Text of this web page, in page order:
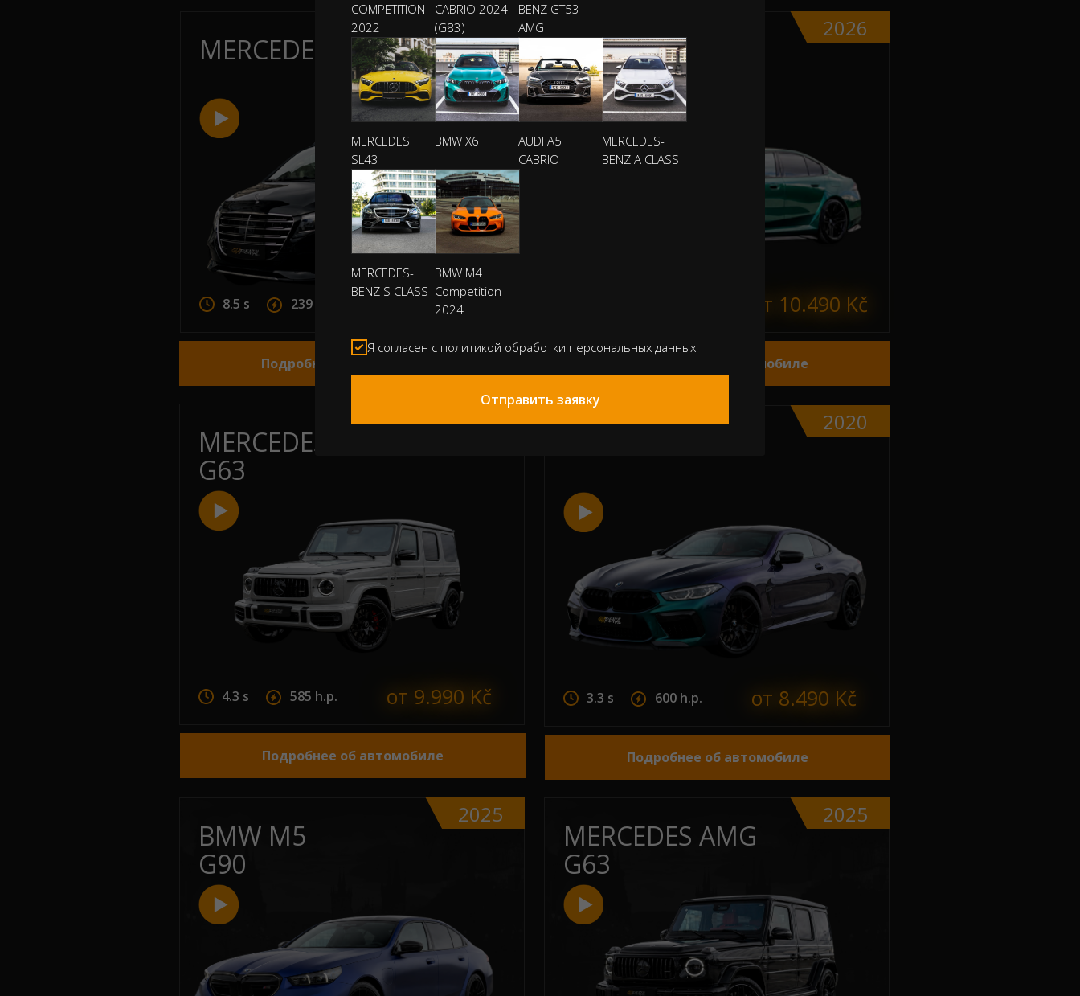
COMPETITION
2022
CABRIO 2024
(G83)
BENZ GT53
AMG
MERCEDES
SL43
BMW X6
AUDI A5
CABRIO
MERCEDES-
BENZ A CLASS
MERCEDES-
BENZ S CLASS
BMW M4
Competition
2024
Я согласен с политикой обработки персональных данных
Отправить заявку
BMW M5
G90
2025
от 8.490 Kč
3.3 s 600 h.p.
2020
Подробнее об автомобиле
MERCEDES AMG
G63
от 9.990 Kč
4.3 s 585 h.p.
2023
Подробнее об автомобиле
BMW M5 G90
от 10.490 Kč
2026
Подробнее об автомобиле
MERCEDES AMG
G63
2025
MERCEDES V 300D
от 8.990 Kč
8.5 s 239 h.p.
2026
Подробнее об автомобиле